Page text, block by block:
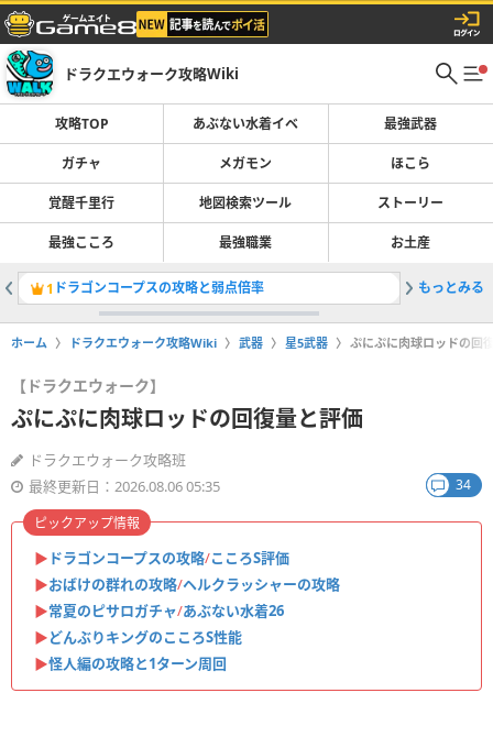
ドラクエウォーク攻略Wiki
攻略TOP あぶない水着イベ 最強武器
ガチャ メガモン ほこら
覚醒千里行 地図検索ツール ストーリー
最強こころ 最強職業 お土産
1 ドラゴンコープスの攻略と弱点倍率 2メガモ
もっとみる
ホーム ドラクエウォーク攻略Wiki 武器 星5武器 ぷにぷに肉球ロッドの回
【ドラクエウォーク】
ぷにぷに肉球ロッドの回復量と評価
ドラクエウォーク攻略班
最終更新日：2026.08.06 05:35
34
▶︎ ドラゴンコープスの攻略/こころS評価
▶︎おばけの群れの攻略/ヘルクラッシャーの攻略
▶︎常夏のピサロガチャ/あぶない水着26
▶︎どんぶりキングのこころS性能
▶︎怪人編の攻略と1ターン周回
ピックアップ情報